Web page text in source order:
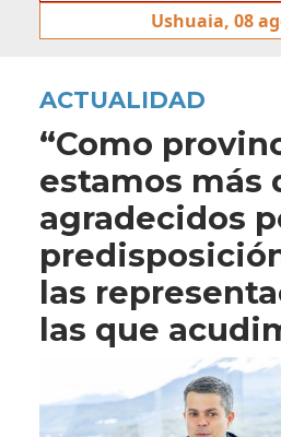
Ushuaia, 08
ACTUALIDAD
“Como
estamos más
agradecidos
las
las que